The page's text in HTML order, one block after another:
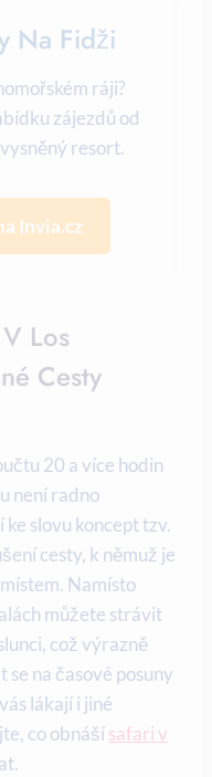
Na Fidži
ráji?
zájezdů od
resort.
Invia.cz
Los
Cesty
20 a více hodin
není radno
slovu koncept tzv.
cesty, k němuž je
Namísto
můžete strávit
což výrazně
na časové posuny
lákají i jiné
co obnášísafari v